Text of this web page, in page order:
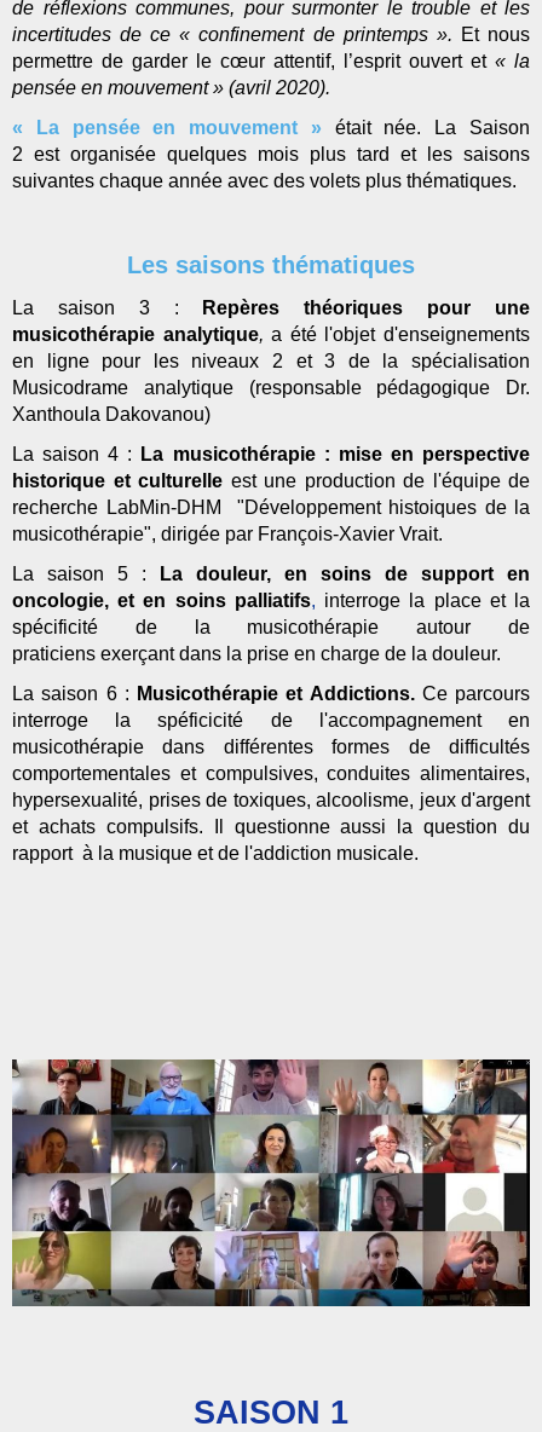
de réflexions communes, pour surmonter le trouble et les
incertitudes de ce « confinement de printemps ». Et nous
permettre de garder le cœur attentif, l’esprit ouvert et« la
pensée en mouvement » (avril 2020).
« La pensée en mouvement »était née. La Saison
2 est organisée quelques mois plus tard et les saisons
suivantes chaque année avec des volets plus thématiques.
Les saisons thématiques
La saison 3 :
Repères théoriques pour une
musicothérapie analytique,a été l'objet d'enseignements
en ligne pour les niveaux 2 et 3 de la spécialisation
Musicodrame analytique (responsable pédagogique Dr.
Xanthoula Dakovanou)
La saison 4 :
La musicothérapie : mise en perspective
historique et culturelle est une production de l'équipe de
recherche LabMin-DHM "Développement histoiques de la
musicothérapie", dirigée par François-Xavier Vrait.
La saison 5 :
La
douleur, en soins de support en
oncologie, et en soins palliatifs, interroge la place et la
spécificité de la musicothérapie autour de
praticiens exerçant dans la prise en charge de la douleur.
La saison 6 : Musicothérapie et Addictions. Ce parcours
interroge la spéficicité de l'accompagnement en
musicothérapie dans différentes formes de difficultés
comportementales et compulsives, conduites alimentaires,
hypersexualité, prises de toxiques, alcoolisme, jeux d'argent
et achats compulsifs. Il questionne aussi la question du
rapport à la musique et de l'addiction musicale.
SAISON 1